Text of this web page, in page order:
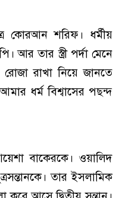
কোরআন শরিফ। ধর্মীয়
আর তার স্ত্রী পর্দা মেনে
রাখা নিয়ে জানতে
ধর্ম বিশ্বাসের পছন্দ
বাকেরকে। ওয়ালিদ
তার ইসলামিক